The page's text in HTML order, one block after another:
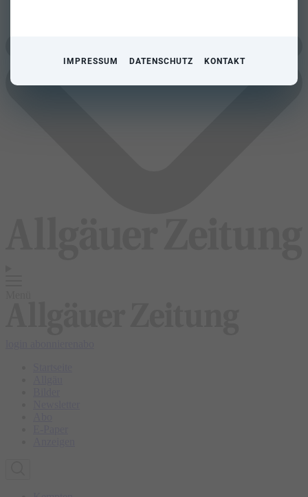
IMPRESSUM DATENSCHUTZ KONTAKT